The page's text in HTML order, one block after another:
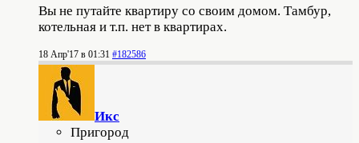
Вы не путайте квартиру со своим домом. Тамбур,
котельная и т.п. нет в квартирах.
18 Апр'17 в 01:31 #182586
Икс
Пригород